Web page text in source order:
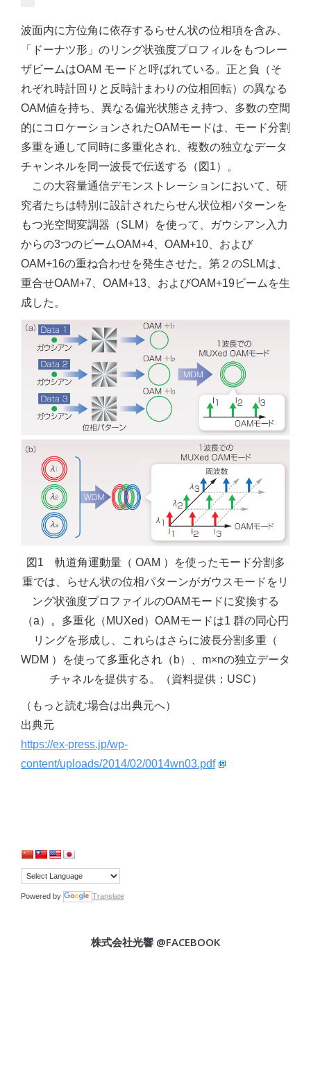
波面内に方位角に依存するらせん状の位相項を含み、
「ドーナツ形」のリング状強度プロフィルをもつレー
ザビームはOAM モードと呼ばれている。正と負（そ
れぞれ時計回りと反時計まわりの位相回転）の異なる
OAM値を持ち、異なる偏光状態さえ持つ、多数の空間
的にコロケーションされたOAMモードは、モード分割
多重を通して同時に多重化され、複数の独立なデータ
チャンネルを同一波長で伝送する（図1）。
この大容量通信デモンストレーションにおいて、研
究者たちは特別に設計されたらせん状位相パターンを
もつ光空間変調器（SLM）を使って、ガウシアン入力
からの3つのビームOAM+4、OAM+10、および
OAM+16の重ね合わせを発生させた。第２のSLMは、
重合せOAM+7、OAM+13、およびOAM+19ビームを生
成した。
図1 軌道角運動量（ OAM ）を使ったモード分割多
重では、らせん状の位相パターンがガウスモードをリ
ング状強度プロファイルのOAMモードに変換する
（a）。多重化（MUXed）OAMモードは1 群の同心円
リングを形成し、これらはさらに波長分割多重（
WDM ）を使って多重化され（b）、m×nの独立データ
チャネルを提供する。（資料提供：USC）
（もっと読む場合は出典元へ）
出典元
https://ex-press.jp/wp-
content/uploads/2014/02/0014wn03.pdf
Powered by Translate
株式会社光響 @FACEBOOK